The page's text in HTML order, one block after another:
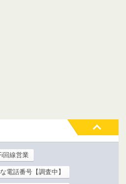
回線営業
電話番号【調査中】